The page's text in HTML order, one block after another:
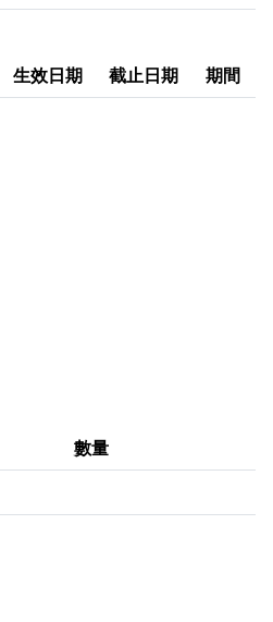
生效日期 截止日期 期間
數量